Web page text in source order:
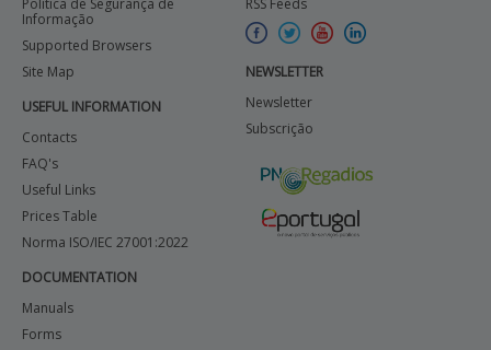
Política de Segurança de
Informação
Supported Browsers
Site Map
USEFUL INFORMATION
Contacts
FAQ's
Useful Links
Prices Table
Norma ISO/IEC 27001:2022
DOCUMENTATION
Manuals
Forms
RSS Feeds
NEWSLETTER
Newsletter
Subscrição